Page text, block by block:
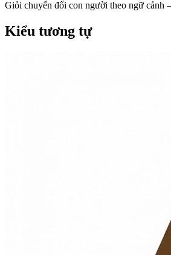
Giỏi chuyển đổi con người theo ngữ cảnh
Kiểu tương tự